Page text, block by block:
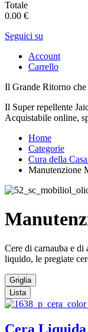
Totale
0.00 €
Seguici su
Account
Carrello
Il Grande Ritorno
Il Super repellente
Acquistabile online,
Home
Categorie
Cura della
Manutenzione
Cere di carnauba e
liquido, le pregiate
Griglia
Lista
Cera